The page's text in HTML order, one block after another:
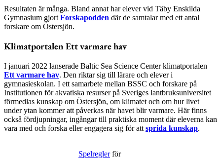
Resultaten är många. Bland annat har elever vid Täby Enskilda
Gymnasium gjort Forskapodden där de samtalar med ett antal
forskare om Östersjön.
Klimatportalen Ett varmare hav
I januari 2022 lanserade Baltic Sea Science Center klimatportalen
Ett varmare hav. Den riktar sig till lärare och elever i
gymnasieskolan. I ett samarbete mellan BSSC och forskare på
Institutionen för akvatiska resurser på Sveriges lantbruksuniversitet
förmedlas kunskap om Östersjön, om klimatet och om hur livet
under ytan kommer att påverkas när havet blir varmare. Här finns
också fördjupningar, ingångar till praktiska moment där eleverna kan
vara med och forska eller engagera sig för att sprida kunskap.
Spelreglerför